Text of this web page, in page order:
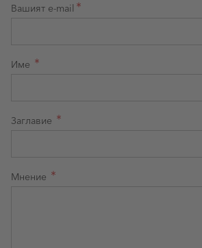
Вашият e-mail
Име
Заглавие
Мнение